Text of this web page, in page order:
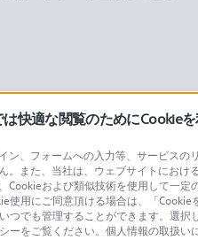
ル/業務用製品に関する
ら
快適な閲覧のためにCookieを
ン、フォームへの入力等、サービス
。また、当社は、ウェブサイトにお
Cookieおよび類似技術を使用して一
使用にご同意頂ける場合は、「
つでも管理することができます。選
ーをご覧ください。個人情報の取扱い